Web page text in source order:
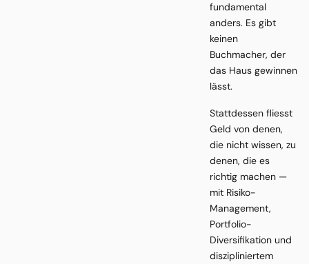
fundamental
anders. Es gibt
keinen
Buchmacher, der
das Haus gewinnen
lässt.
Stattdessen fliesst
Geld von denen,
die nicht wissen, zu
denen, die es
richtig machen —
mit Risiko-
Management,
Portfolio-
Diversifikation und
diszipliniertem